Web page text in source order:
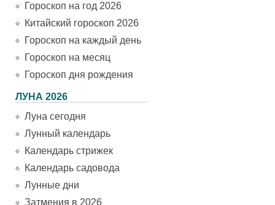
Гороскоп на год 2026
Китайский гороскоп 2026
Гороскоп на каждый день
Гороскоп на месяц
Гороскоп дня рождения
ЛУНА 2026
Луна сегодня
Лунный календарь
Календарь стрижек
Календарь садовода
Лунные дни
Затмения в 2026